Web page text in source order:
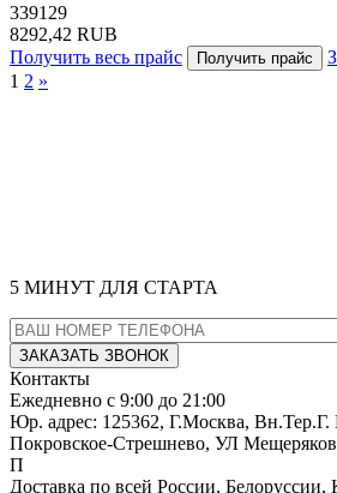
339129
8292,42 RUB
Получить весь прайс
Получить прайс
1 2 »
5 МИНУТ ДЛЯ СТАРТА
Контакты
Ежедневно с 9:00 до 21:00
Юр. адрес: 125362, Г.Москва,
Покровское-Стрешнево, УЛ
П
Доставка по всей России, Белоруссии,